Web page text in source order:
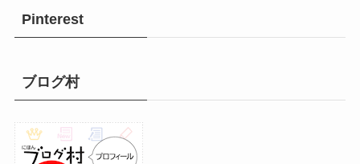
Pinterest
ブログ村